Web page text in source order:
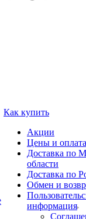
Как купить
Акции
Цены и оплата
Доставка по
области
Доставка по
Обмен и
информация